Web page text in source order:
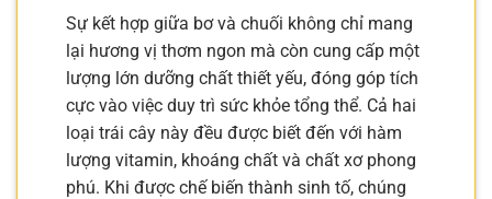
Sự kết hợp giữa bơ và chuối không chỉ mang
lại hương vị thơm ngon mà còn cung cấp một
lượng lớn dưỡng chất thiết yếu, đóng góp tích
cực vào việc duy trì sức khỏe tổng thể. Cả hai
loại trái cây này đều được biết đến với hàm
lượng vitamin, khoáng chất và chất xơ phong
phú. Khi được chế biến thành sinh tố, chúng